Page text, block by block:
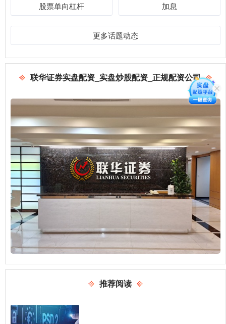
股票单向杠杆 加息
更多话题动态
联华证券实盘配资_实盘炒股配资_正规配资公司
推荐阅读